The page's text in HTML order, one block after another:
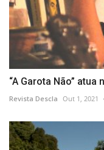
“A Garota Não”
Revista Descla Out 1, 2021